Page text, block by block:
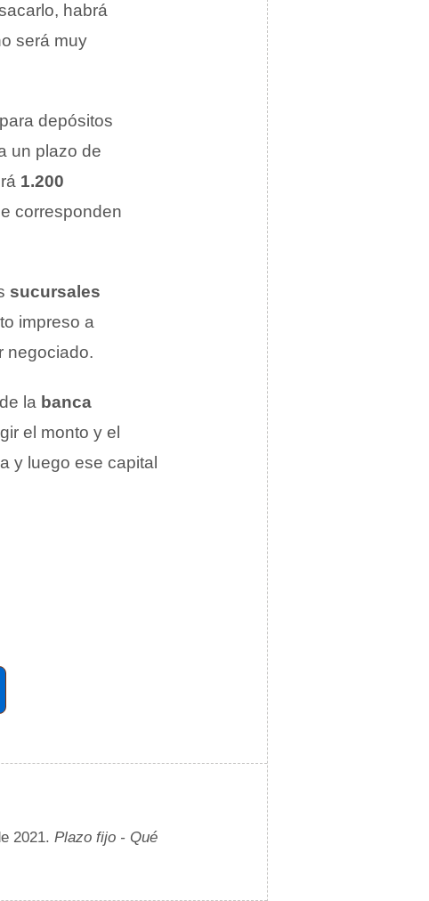
habrá
será muy
para depósitos
un plazo de
1.200
corresponden
sucursales
impreso a
negociado.
la banca
el monto y el
y luego ese capital
2021. Plazo fijo - Qué